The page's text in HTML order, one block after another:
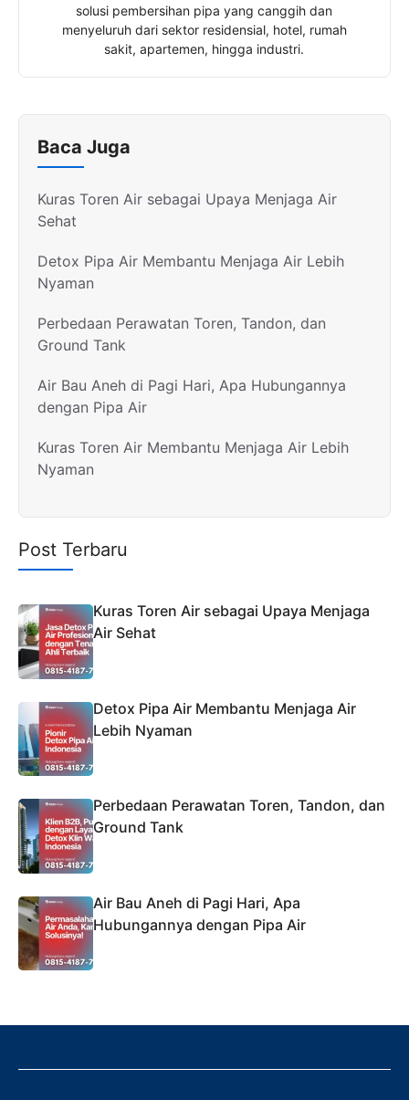
solusi pembersihan pipa yang canggih dan
menyeluruh dari sektor residensial, hotel, rumah
sakit, apartemen, hingga industri.
Baca Juga
Kuras Toren Air sebagai Upaya Menjaga Air
Sehat
Detox Pipa Air Membantu Menjaga Air Lebih
Nyaman
Perbedaan Perawatan Toren, Tandon, dan
Ground Tank
Air Bau Aneh di Pagi Hari, Apa Hubungannya
dengan Pipa Air
Kuras Toren Air Membantu Menjaga Air Lebih
Nyaman
Post Terbaru
Kuras Toren Air sebagai Upaya Menjaga
Air Sehat
Detox Pipa Air Membantu Menjaga Air
Lebih Nyaman
Perbedaan Perawatan Toren, Tandon, dan
Ground Tank
Air Bau Aneh di Pagi Hari, Apa
Hubungannya dengan Pipa Air